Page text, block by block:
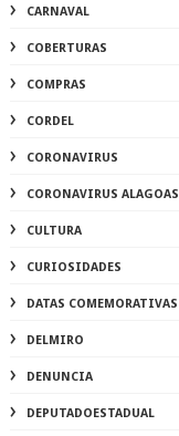
CARNAVAL
COBERTURAS
COMPRAS
CORDEL
CORONAVIRUS
CORONAVIRUS ALAGOAS
CULTURA
CURIOSIDADES
DATAS COMEMORATIVAS
DELMIRO
DENUNCIA
DEPUTADOESTADUAL